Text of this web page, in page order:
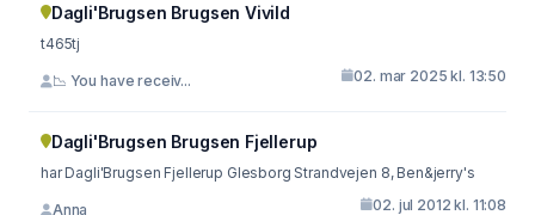
Dagli'Brugsen Brugsen Vivild
t465tj
📉 You have receiv... 02. mar 2025 kl. 13:50
Dagli'Brugsen Brugsen Fjellerup
har Dagli'Brugsen Fjellerup Glesborg Strandvejen 8, Ben&jerry's
Anna 02. jul 2012 kl. 11:08